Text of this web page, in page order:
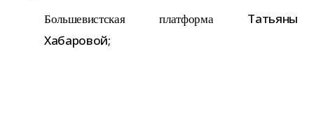
Большевистская плат­формаТатьяны
Хабаровой;